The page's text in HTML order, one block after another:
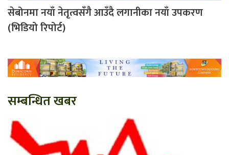
सेबोनमा नयाँ नेतृत्वसँगै आउँदै लगानीका नयाँ उपकरण
(भिडियो रिपोर्ट)
सम्बन्धित खबर